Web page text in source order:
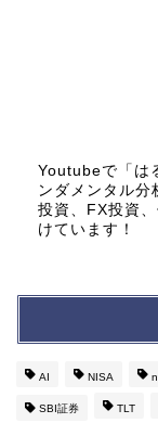
Youtubeで「は
ンダメンタル分
投資、FX投資
けています！
AI NISA
SBI証券 TLT